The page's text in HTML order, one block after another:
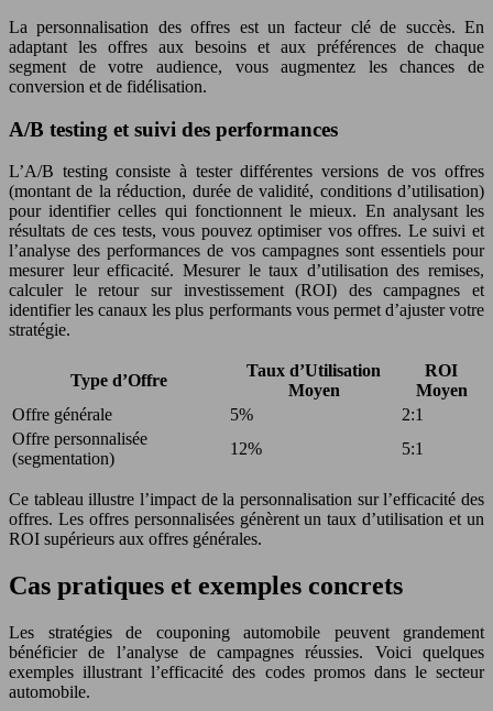
La personnalisation des offres est un facteur clé de succès. En
adaptant les offres aux besoins et aux préférences de chaque
segment de votre audience, vous augmentez les chances de
conversion et de fidélisation.
A/B testing et suivi des performances
L’A/B testing consiste à tester différentes versions de vos offres
(montant de la réduction, durée de validité, conditions d’utilisation)
pour identifier celles qui fonctionnent le mieux. En analysant les
résultats de ces tests, vous pouvez optimiser vos offres. Le suivi et
l’analyse des performances de vos campagnes sont essentiels pour
mesurer leur efficacité. Mesurer le taux d’utilisation des remises,
calculer le retour sur investissement (ROI) des campagnes et
identifier les canaux les plus performants vous permet d’ajuster votre
stratégie.
Type d’Offre
Taux d’Utilisation
Moyen
ROI
Moyen
Offre générale
5%
2:1
Offre personnalisée
(segmentation)
12% 5:1
Ce tableau illustre l’impact de la personnalisation sur l’efficacité des
offres. Les offres personnalisées génèrent un taux d’utilisation et un
ROI supérieurs aux offres générales.
Cas pratiques et exemples concrets
Les stratégies de couponing automobile peuvent grandement
bénéficier de l’analyse de campagnes réussies. Voici quelques
exemples illustrant l’efficacité des codes promos dans le secteur
automobile.